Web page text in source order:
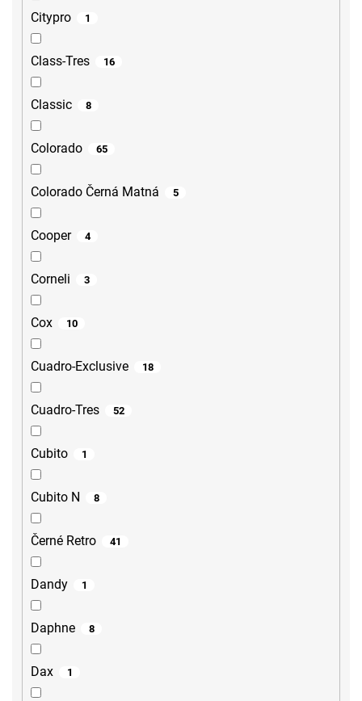
Citypro 1
Class-Tres 16
Classic 8
Colorado 65
Colorado Černá Matná 5
Cooper 4
Corneli 3
Cox 10
Cuadro-Exclusive 18
Cuadro-Tres 52
Cubito 1
Cubito N 8
Černé Retro 41
Dandy 1
Daphne 8
Dax 1